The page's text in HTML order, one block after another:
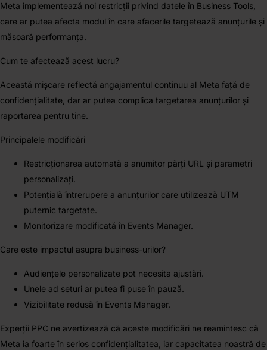
Meta implementează noi restricții privind datele în Business Tools,
care ar putea afecta modul în care afacerile targetează anunțurile și
măsoară performanța.
Cum te afectează acest lucru?
Această mișcare reflectă angajamentul continuu al Meta față de
confidențialitate, dar ar putea complica targetarea anunțurilor și
raportarea pentru tine.
Principalele modificări
Restricționarea automată a anumitor părți URL și parametri
personalizați.
Potențială întrerupere a anunțurilor care utilizează UTM
puternic targetate.
Monitorizare modificată în Events Manager.
Care este impactul asupra business-urilor?
Audiențele personalizate pot necesita ajustări.
Unele ad seturi ar putea fi puse în pauză.
Vizibilitate redusă în Events Manager.
Experții PPC ne avertizează că aceste modificări ne reamintesc că
Meta ia foarte în serios confidențialitatea, iar capacitatea noastră de